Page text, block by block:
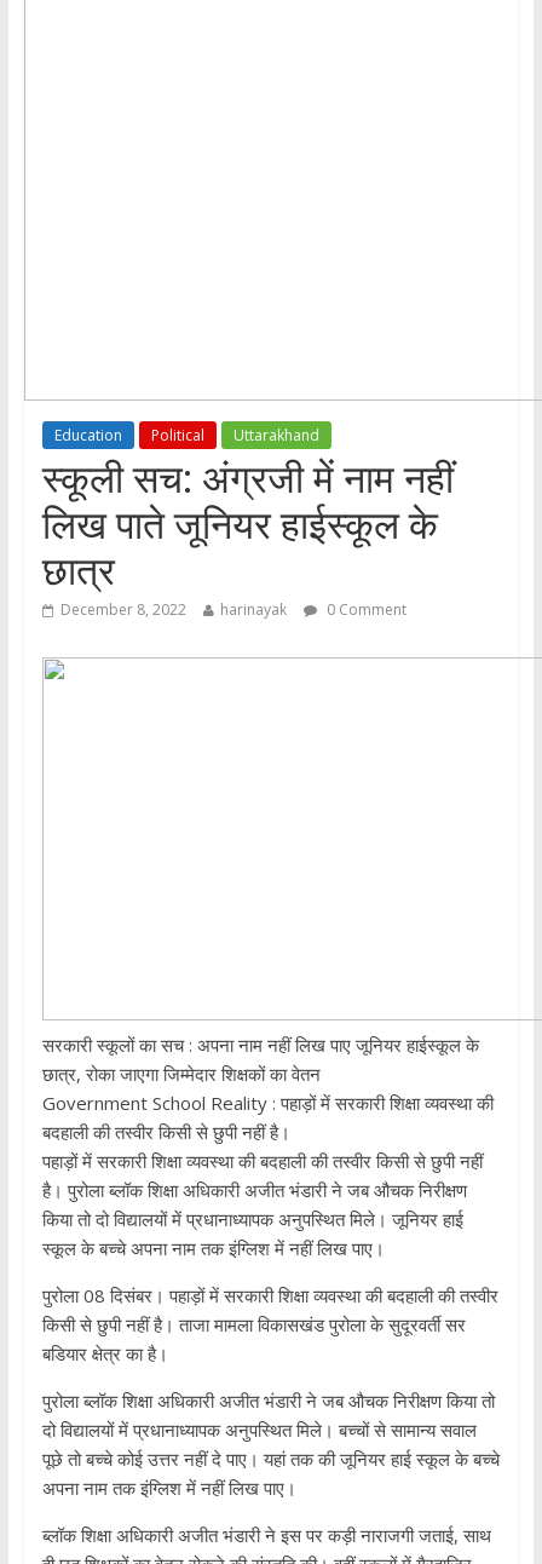
Education Political Uttarakhand
स्कूली सच: अंग्रजी में नाम नहीं
लिख पाते जूनियर हाईस्कूल के
छात्र
December 8, 2022 harinayak 0 Comment
सरकारी स्‍कूलों का सच : अपना नाम नहीं लिख पाए जूनियर हाईस्कूल के
छात्र, रोका जाएगा जिम्मेदार शिक्षकों का वेतन
Government School Reality : पहाड़ों में सरकारी शिक्षा व्यवस्था की
बदहाली की तस्वीर किसी से छुपी नहीं है।
पहाड़ों में सरकारी शिक्षा व्यवस्था की बदहाली की तस्वीर किसी से छुपी नहीं
है। पुरोला ब्लॉक शिक्षा अधिकारी अजीत भंडारी ने जब औचक निरीक्षण
किया तो दो विद्यालयों में प्रधानाध्यापक अनुपस्थित मिले। जूनियर हाई
स्कूल के बच्चे अपना नाम तक इंग्लिश में नहीं लिख पाए।
पुरोला 08 दिसंबर। पहाड़ों में सरकारी शिक्षा व्यवस्था की बदहाली की तस्वीर
किसी से छुपी नहीं है। ताजा मामला विकासखंड पुरोला के सुदूरवर्ती सर
बडियार क्षेत्र का है।
पुरोला ब्लॉक शिक्षा अधिकारी अजीत भंडारी ने जब औचक निरीक्षण किया तो
दो विद्यालयों में प्रधानाध्यापक अनुपस्थित मिले। बच्चों से सामान्य सवाल
पूछे तो बच्चे कोई उत्तर नहीं दे पाए। यहां तक की जूनियर हाई स्कूल के बच्चे
अपना नाम तक इंग्लिश में नहीं लिख पाए।
ब्लॉक शिक्षा अधिकारी अजीत भंडारी ने इस पर कड़ी नाराजगी जताई, साथ